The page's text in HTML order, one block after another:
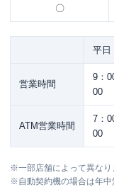
〇
平日
営業時間
9：
00
ATM営業時間
7：
00
※一部店舗によって異なり
※自動契約機の場合は年中